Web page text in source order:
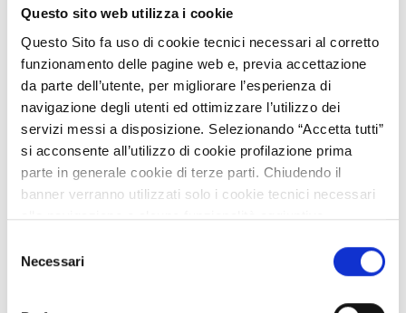
Questo sito web utilizza i cookie
Questo Sito fa uso di cookie tecnici necessari al corretto
funzionamento delle pagine web e, previa accettazione
da parte dell’utente, per migliorare l’esperienza di
navigazione degli utenti ed ottimizzare l’utilizzo dei
servizi messi a disposizione. Selezionando “Accetta tutti”
si acconsente all’utilizzo di cookie profilazione prima
parte in generale cookie di terze parti. Chiudendo il
banner verranno utilizzati solo i cookie tecnici necessari
alla navigazione e alcune funzionalità aggiuntive
Per conoscere i dettagli, consulta la nostra cookie policy.
https://www.openinnovation.regione.lombardia.it/it/co
delNecessari